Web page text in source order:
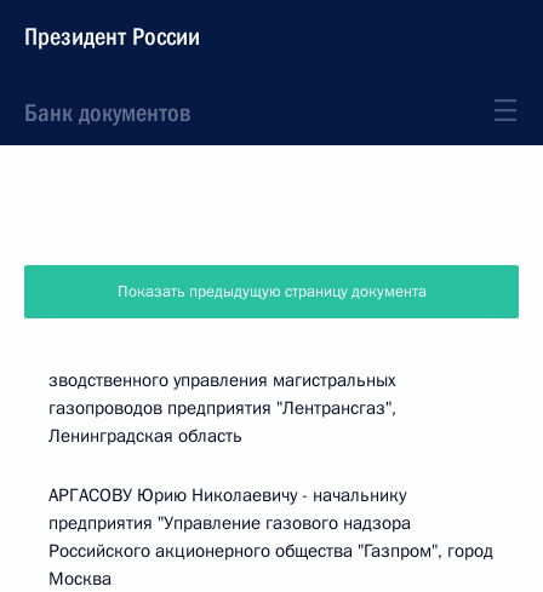
Президент России
Банк документов
Показать предыдущую страницу документа
зводственного управления магистральных
газопроводов предприятия "Лентрансгаз",
Ленинградская область
АРГАСОВУ Юрию Николаевичу - начальнику
предприятия "Управление газового надзора
Российского акционерного общества "Газпром", город
Москва